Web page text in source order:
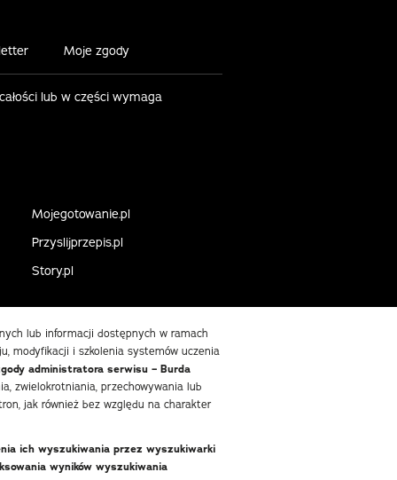
Moje zgody
lub w części wymaga
Mojegotowanie.pl
Przyslijprzepis.pl
Story.pl
lub informacji dostępnych w ramach
modyfikacji i szkolenia systemów uczenia
administratora serwisu – Burda
zwielokrotniania, przechowywania lub
jak również bez względu na charakter
ich wyszukiwania przez wyszukiwarki
wyników wyszukiwania